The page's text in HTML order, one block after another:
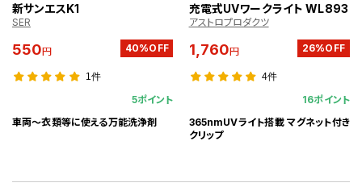
新サンエスK1
SER
550円 40%OFF
1件
5ポイント
車両～衣類等に使える万能洗浄剤
充電式UVワークライト WL893
アストロプロダクツ
1,760円 26%OFF
4件
16ポイント
365nmUVライト搭載 マグネット付き
クリップ